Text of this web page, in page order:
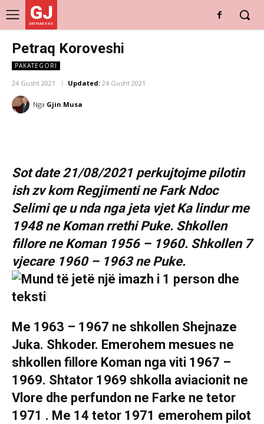
GJ
DRITARE E RE
Petraq Koroveshi
PAKATEGORI
24 Gusht 2021 Updated: 24 Gusht 2021
Nga Gjin Musa
Sot date 21/08/2021 perkujtojme pilotin
ish zv kom Regjimenti ne Fark Ndoc
Selimi qe u nda nga jeta vjet Ka lindur me
1948 ne Koman rrethi Puke. Shkollen
fillore ne Koman 1956 – 1960. Shkollen 7
vjecare 1960 – 1963 ne Puke.
Me 1963 – 1967 ne shkollen Shejnaze
Juka. Shkoder. Emerohem mesues ne
shkollen fillore Koman nga viti 1967 –
1969. Shtator 1969 shkolla aviacionit ne
Vlore dhe perfundon ne Farke ne tetor
1971 . Me 14 tetor 1971 emerohem pilot